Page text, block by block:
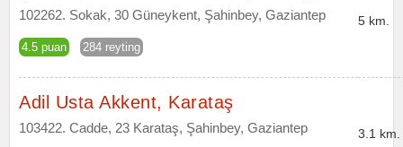
102262. Sokak, 30 Güneykent, Şahinbey, Gaziantep
4.5 puan 284 reyting
5 km.
Adil Usta Akkent, Karataş
103422. Cadde, 23 Karataş, Şahinbey, Gaziantep 3.1 km.